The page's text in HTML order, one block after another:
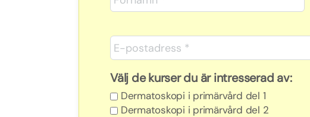
Välj de kurser du är intresserad av:
Dermatoskopi i primärvård del 1
Dermatoskopi i primärvård del 2